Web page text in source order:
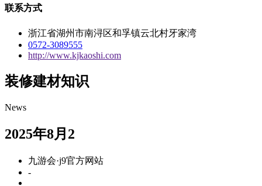
联系方式
浙江省湖州市南浔区和孚镇云北村牙家湾
0572-3089555
http://www.kjkaoshi.com
装修建材知识
News
2025年8月2
九游会·j9官方网站
-